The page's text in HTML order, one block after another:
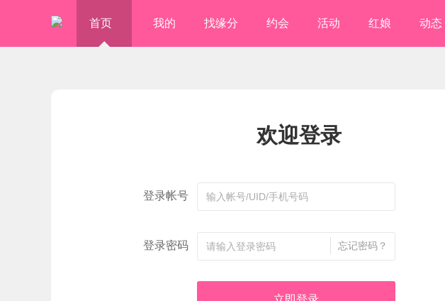
首页 我的 找缘分 约会 活动 红娘 动态
欢迎登录
登录帐号
登录密码 忘记密码？